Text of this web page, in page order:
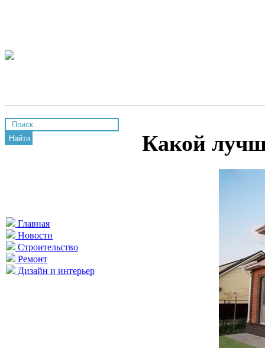
Найти
Главная
Новости
Строительство
Ремонт
Дизайн и интерьер
Какой